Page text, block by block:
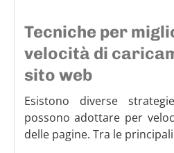
Tecniche per
velocità di
sito web
Esistono diverse
possono adottare per
delle pagine. Tra le